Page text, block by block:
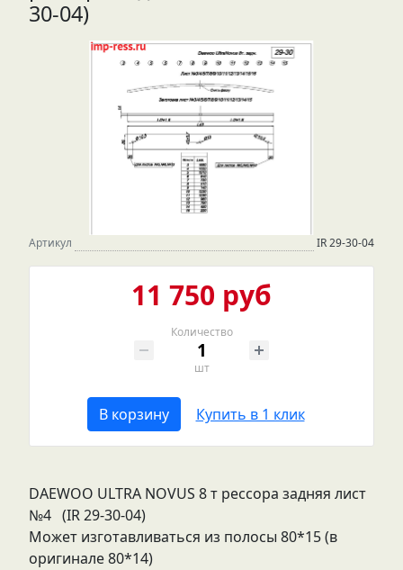
30-04)
Артикул IR 29-30-04
11 750 руб
Количество
шт
В корзину Купить в 1 клик
DAEWOO ULTRA NOVUS 8 т рессора задняя лист
№4 (IR 29-30-04)
Может изготавливаться из полосы 80*15 (в
оригинале 80*14)